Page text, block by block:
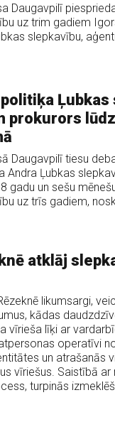
Daugavpilī
uz trim gadiem
slepkavību,
Ļubkas
prokurors
Daugavpilī tiesu
Andra Ļubkas
gadu un sešu
uz trīs gadiem,
atklāj
likumsargi,
kādas
vīrieša līķi ar
operatīvi
un atrašanās
vīriešus. Saistībā
turpinās